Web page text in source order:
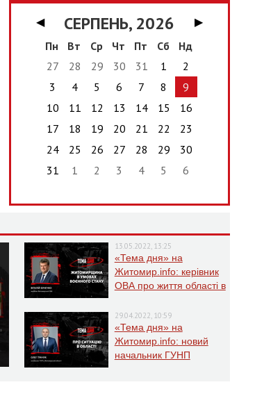
◀ СЕРПЕНЬ, 2026
▶
Пн
Вт Ср Чт Пт Сб
Нд
27
28 29 30 31 1
2
3
4 5 6 7 8
9
10
11 12 13 14 15
16
17
18 19 20 21 22
23
24
25 26 27 28 29
30
31
1 2 3 4 5 6
13.05.2022, 13:25
«Тема дня» на
Житомир.info: керівник
ОВА про життя області в
29.04.2022, 10:59
«Тема дня» на
Житомир.info: новий
начальник ГУНП